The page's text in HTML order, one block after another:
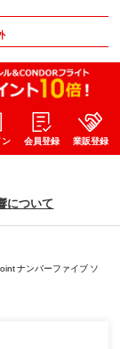
会員登録 業販登録
について
ナンバーファイブ ソ